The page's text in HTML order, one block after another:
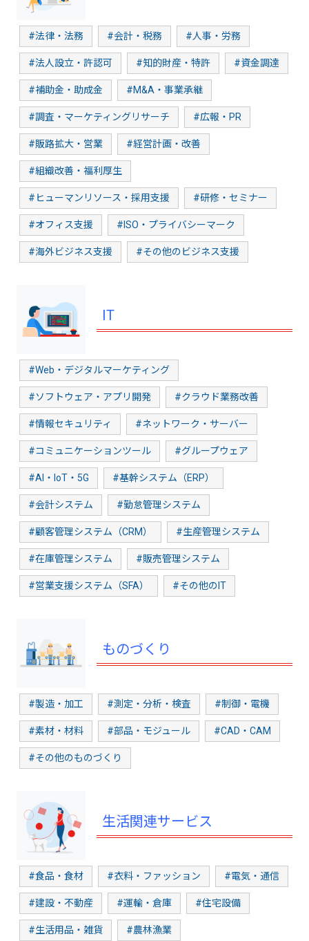
#法律・法務 #会計・税務 #人事・労務
#法人設立・許認可 #知的財産・特許 #資金調達
#補助金・助成金 #M&A・事業承継
#調査・マーケティングリサーチ #広報・PR
#販路拡大・営業 #経営計画・改善
#組織改善・福利厚生
#ヒューマンリソース・採用支援 #研修・セミナー
#オフィス支援 #ISO・プライバシーマーク
#海外ビジネス支援 #その他のビジネス支援
IT
#Web・デジタルマーケティング
#ソフトウェア・アプリ開発 #クラウド業務改善
#情報セキュリティ #ネットワーク・サーバー
#コミュニケーションツール #グループウェア
#AI・IoT・5G #基幹システム（ERP）
#会計システム #勤怠管理システム
#顧客管理システム（CRM） #生産管理システム
#在庫管理システム #販売管理システム
#営業支援システム（SFA） #その他のIT
ものづくり
#製造・加工 #測定・分析・検査 #制御・電機
#素材・材料 #部品・モジュール #CAD・CAM
#その他のものづくり
生活関連サービス
#食品・食材 #衣料・ファッション #電気・通信
#建設・不動産 #運輸・倉庫 #住宅設備
#生活用品・雑貨 #農林漁業